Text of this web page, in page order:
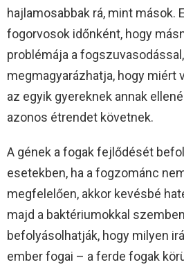
hajlamosabbak rá, mint mások.
fogorvosok időnként, hogy
problémája a
megmagyarázhatja, hogy miért
az egyik gyereknek annak
azonos étrendet követnek.
A gének a fogak fejlődését
esetekben, ha a fogzománc
megfelelően, akkor kevésbé
majd a baktériumokkal
befolyásolhatják, hogy milyen
ember fogai – a ferde fogak